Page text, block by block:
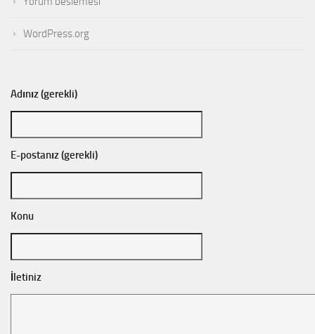
WordPress.org
Adınız (gerekli)
E-postanız (gerekli)
Konu
İletiniz